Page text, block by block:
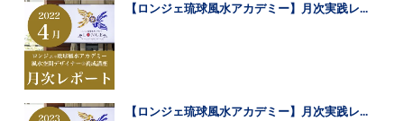
【ロンジェ琉球風水アカデミー】月次実践レ...
【ロンジェ琉球風水アカデミー】月次実践レ...